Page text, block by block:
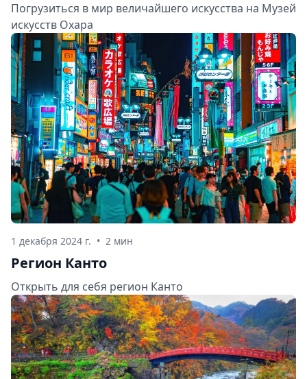
Погрузиться в мир величайшего искусства на Музей
искусств Охара
1 декабря 2024 г. • 2 мин
Регион Канто
Открыть для себя регион Канто